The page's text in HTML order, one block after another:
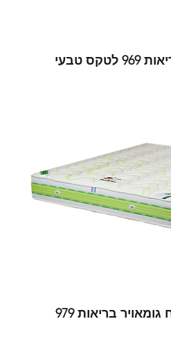
טבעי
בריאות 979